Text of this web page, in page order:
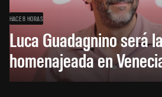
HACE 8 HORAS
Luca Guadagnino será
homenajeada en